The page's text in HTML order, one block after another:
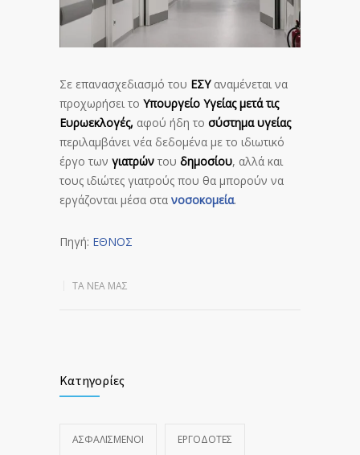
Σε επανασχεδιασμό του ΕΣΥαναμένεται να
προχωρήσει το Υπουργείο Υγείας μετά τις
Ευρωεκλογές, αφού ήδη το σύστημα υγείας
περιλαμβάνει νέα δεδομένα με το ιδιωτικό
έργο των γιατρών του δημοσίου, αλλά και
τους ιδιώτες γιατρούς που θα μπορούν να
εργάζονται μέσα στα νοσοκομεία.
Πηγή: ΕΘΝΟΣ
ΤΑ ΝΈΑ ΜΑΣ
Κατηγορίες
ΑΣΦΑΛΙΣΜΕΝΟΙ ΕΡΓΟΔΟΤΕΣ